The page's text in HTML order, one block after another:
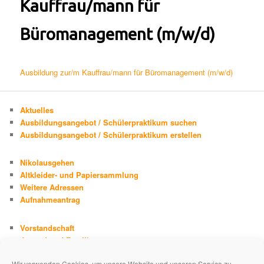
Kauffrau/mann für
Büromanagement (m/w/d)
Ausbildung zur/m Kauffrau/mann für Büromanagement (m/w/d)
Aktuelles
Ausbildungsangebot / Schülerpraktikum suchen
Ausbildungsangebot / Schülerpraktikum erstellen
Nikolausgehen
Altkleider- und Papiersammlung
Weitere Adressen
Aufnahmeantrag
Vorstandschaft
Jugend und Familie